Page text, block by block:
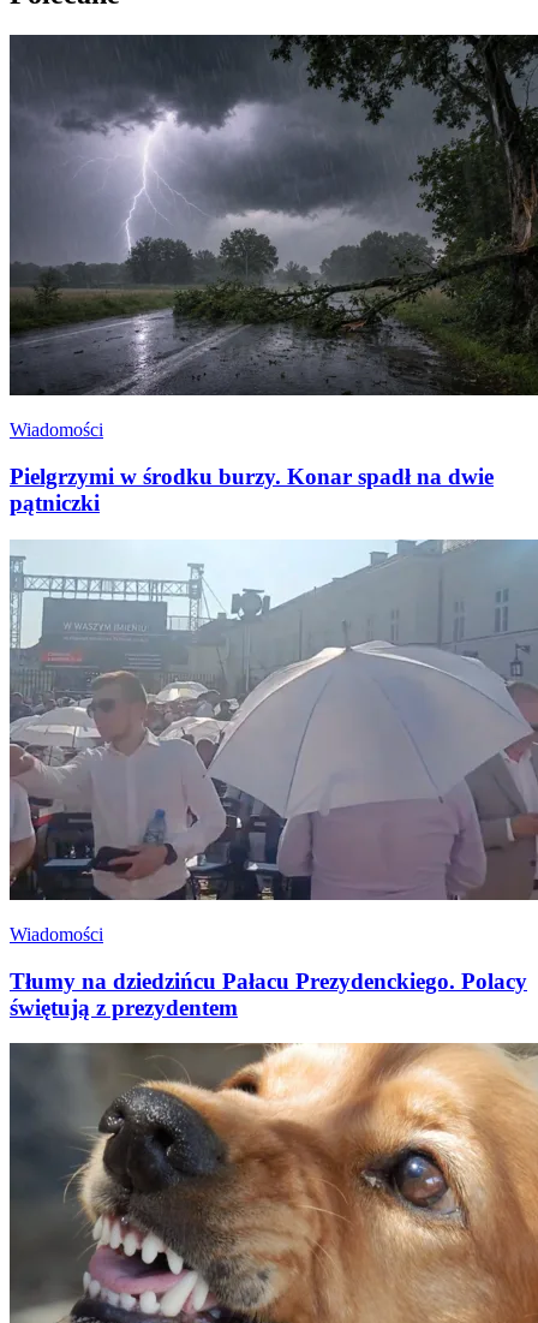
Wiadomości
Pielgrzymi w środku burzy. Konar spadł na dwie
pątniczki
Wiadomości
Tłumy na dziedzińcu Pałacu Prezydenckiego. Polacy
świętują z prezydentem